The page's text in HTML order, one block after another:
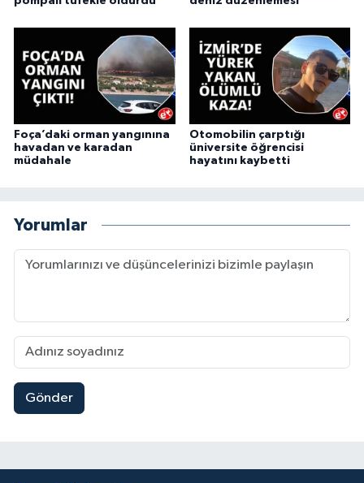
Foça’daki orman yangınına
havadan ve karadan
müdahale
Otomobilin çarptığı
üniversite öğrencisi
hayatını kaybetti
Yorumlar
Gönder